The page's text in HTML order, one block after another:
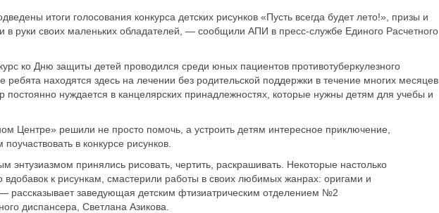
итоги голосования конкурса детских рисунков «Пусть всегда будет лето!», призы и
в руки своих маленьких обладателей, — сообщили АПИ в пресс-службе Единого Расчетного
ко Дню защиты детей проводился среди юных пациентов противотуберкулезного
ребята находятся здесь на лечении без родительской поддержки в течение многих месяцев
постоянно нуждается в канцелярских принадлежностях, которые нужны детям для учебы и
Центре» решили не просто помочь, а устроить детям интересное приключение,
в конкурсе рисунков.
энтузиазмом принялись рисовать, чертить, раскрашивать. Некоторые настолько
вдобавок к рисункам, смастерили работы в своих любимых жанрах: оригами и
рассказывает заведующая детским фтизиатрическим отделением №2
диспансера, Светлана Азикова.